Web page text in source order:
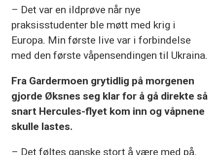
– Det var en ildprøve når nye
praksisstudenter ble møtt med krig i
Europa. Min første live var i forbindelse
med den første våpensendingen til Ukraina.
Fra Gardermoen grytidlig på morgenen
gjorde Øksnes seg klar for å gå direkte så
snart Hercules-flyet kom inn og våpnene
skulle lastes.
– Det føltes ganske stort å være med på.